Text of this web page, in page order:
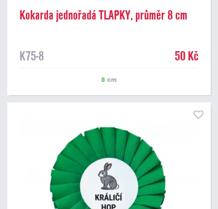
Kokarda jednořadá TLAPKY, průměr 8 cm
K75-8 50 Kč
8 cm